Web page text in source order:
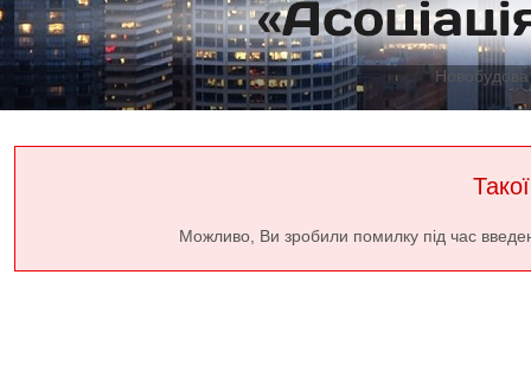
Можливо, Ви зробили помилку під час